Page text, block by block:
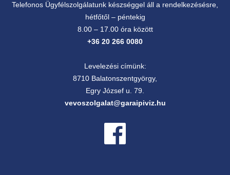
Telefonos Ügyfélszolgálatunk készséggel áll a rendelkezésésre,
hétfőtől – péntekig
8.00 – 17.00 óra között
+36 20 266 0080
Levelezési címünk:
8710 Balatonszentgyörgy,
Egry József u. 79.
vevoszolgalat@garaipiviz.hu